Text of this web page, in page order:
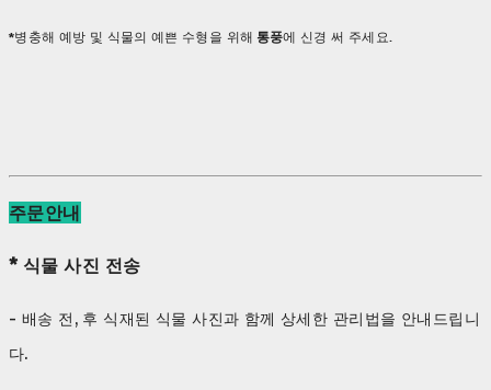
*병충해 예방 및 식물의 예쁜 수형을 위해 통풍에 신경 써 주세요.
주문안내
* 식물 사진 전송
- 배송 전, 후 식재된 식물 사진과 함께 상세한 관리법을 안내드립니
다.